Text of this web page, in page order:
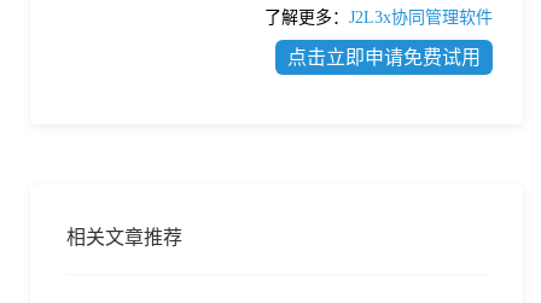
了解更多： J2L3x协同管理软件
点击立即申请免费试用
相关文章推荐